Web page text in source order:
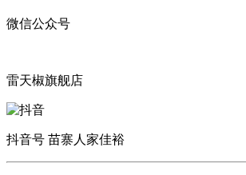
微信公众号
雷天椒旗舰店
抖音号 苗寨人家佳裕